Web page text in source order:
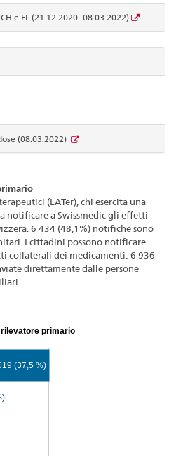
e FL (21.12.2020–08.03.2022)
(08.03.2022)
(LATer), chi esercita una
notificare a Swissmedic gli effetti
6 434 (48,1%) notifiche sono
I cittadini possono notificare
collaterali dei medicamenti: 6 936
direttamente dalle persone
primario
(37,5 %)